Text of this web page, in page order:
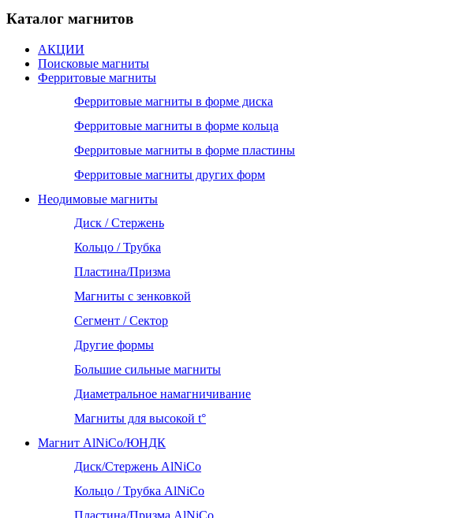
Каталог магнитов
АКЦИИ
Поисковые магниты
Ферритовые магниты
Ферритовые магниты в форме диска
Ферритовые магниты в форме кольца
Ферритовые магниты в форме пластины
Ферритовые магниты других форм
Неодимовые магниты
Диск / Стержень
Кольцо / Трубка
Пластина/Призма
Магниты с зенковкой
Сегмент / Сектор
Другие формы
Большие сильные магниты
Диаметральное намагничивание
Магниты для высокой t°
Магнит AlNiCo/ЮНДК
Диск/Стержень AlNiCo
Кольцо / Трубка AlNiCo
Пластина/Призма AlNiCo